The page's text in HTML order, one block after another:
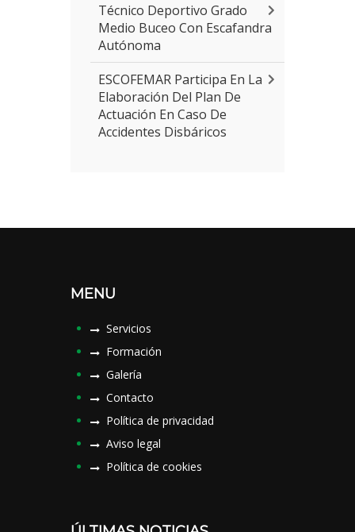
Técnico Deportivo Grado
Medio Buceo Con Escafandra
Autónoma
ESCOFEMAR Participa En La
Elaboración Del Plan De
Actuación En Caso De
Accidentes Disbáricos
MENU
Servicios
Formación
Galería
Contacto
Política de privacidad
Aviso legal
Política de cookies